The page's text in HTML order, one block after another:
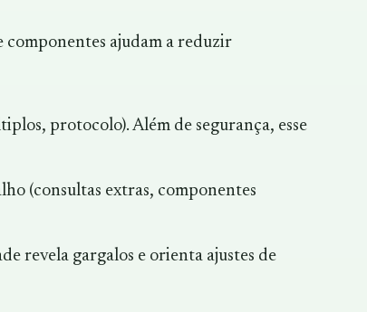
ajudam a reduzir
protocolo). Além de segurança, esse
(consultas extras, componentes
revela gargalos e orienta ajustes de